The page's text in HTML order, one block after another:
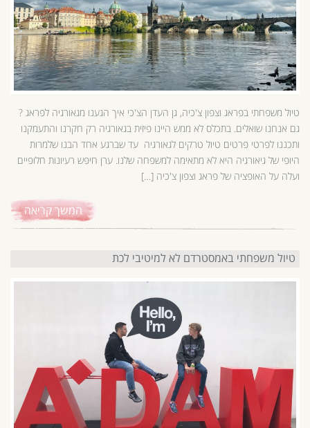
טיול משפחתי בפראג וצפון צ'כיה, גן העדן הצ'כי איך הגענו מגאורגיה לפראג ?
גם אנחנו שואלים. בתכלס לא ממש היינו פיזית בגאורגיה רק חקרנו והתעמקנו
ותכננו לפרטי פרטים טיול טרקים לגאורגיה עד שברגע אחד הבנו שלמרות
היופי של גיאורגיה היא לא מתאימה למשפחה שלנו. ערן חיפש רעיונות חלופיים
ועלה על האופציה של פראג וצפון צ'כיה […]
המשך קריאה
טיול משפחתי באמסטרדם לא למיטיבי לכת